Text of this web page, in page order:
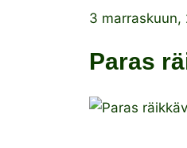
3 marraskuun,
Paras